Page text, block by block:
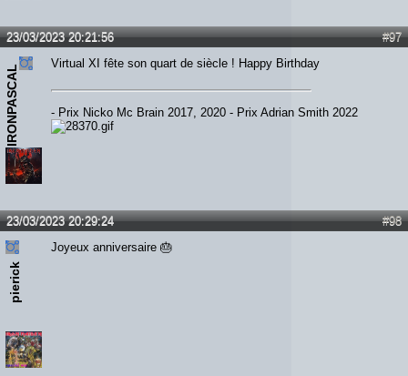
#97
23/03/2023 20:21:56
IRONPASCAL
Virtual XI fête son quart de siècle ! Happy Birthday
- Prix Nicko Mc Brain 2017, 2020 - Prix Adrian Smith 2022
#98
23/03/2023 20:29:24
pierick
Joyeux anniversaire 🎂